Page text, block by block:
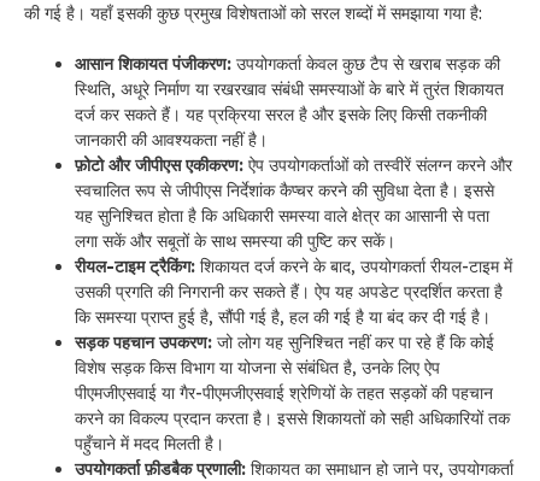
की गई है। यहाँ इसकी कुछ प्रमुख विशेषताओं को सरल शब्दों में समझाया गया है:
आसान शिकायत पंजीकरण: उपयोगकर्ता केवल कुछ टैप से खराब सड़क की
स्थिति, अधूरे निर्माण या रखरखाव संबंधी समस्याओं के बारे में तुरंत शिकायत
दर्ज कर सकते हैं। यह प्रक्रिया सरल है और इसके लिए किसी तकनीकी
जानकारी की आवश्यकता नहीं है।
फ़ोटो और जीपीएस एकीकरण: ऐप उपयोगकर्ताओं को तस्वीरें संलग्न करने और
स्वचालित रूप से जीपीएस निर्देशांक कैप्चर करने की सुविधा देता है। इससे
यह सुनिश्चित होता है कि अधिकारी समस्या वाले क्षेत्र का आसानी से पता
लगा सकें और सबूतों के साथ समस्या की पुष्टि कर सकें।
रीयल-टाइम ट्रैकिंग: शिकायत दर्ज करने के बाद, उपयोगकर्ता रीयल-टाइम में
उसकी प्रगति की निगरानी कर सकते हैं। ऐप यह अपडेट प्रदर्शित करता है
कि समस्या प्राप्त हुई है, सौंपी गई है, हल की गई है या बंद कर दी गई है।
सड़क पहचान उपकरण: जो लोग यह सुनिश्चित नहीं कर पा रहे हैं कि कोई
विशेष सड़क किस विभाग या योजना से संबंधित है, उनके लिए ऐप
पीएमजीएसवाई या गैर-पीएमजीएसवाई श्रेणियों के तहत सड़कों की पहचान
करने का विकल्प प्रदान करता है। इससे शिकायतों को सही अधिकारियों तक
पहुँचाने में मदद मिलती है।
उपयोगकर्ता फ़ीडबैक प्रणाली: शिकायत का समाधान हो जाने पर, उपयोगकर्ता